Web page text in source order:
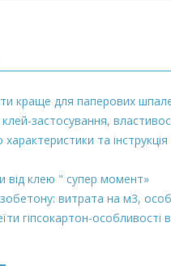
краще для паперових
застосування,
та інструкція
від клею " супер момент»
витрата на м3,
гіпсокартон-особливості